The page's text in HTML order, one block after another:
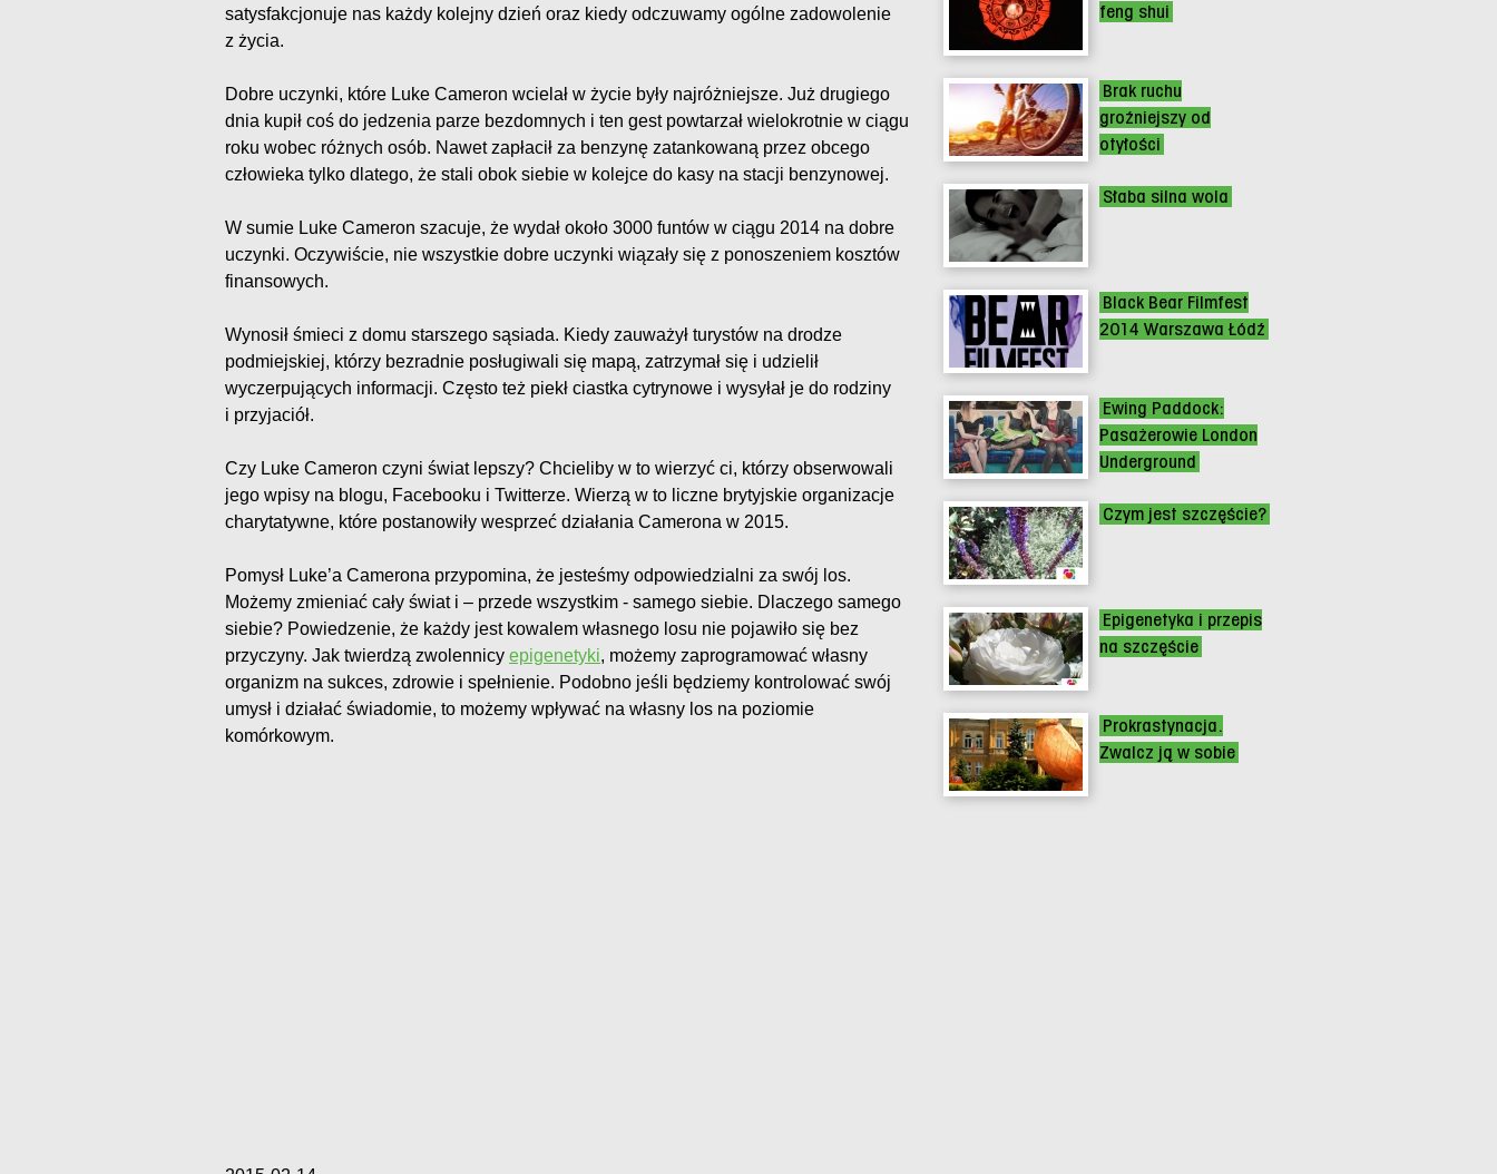
satysfakcjonuje nas każdy kolejny dzień oraz kiedy odczuwamy ogólne zadowolenie
z życia.
Dobre uczynki, które Luke Cameron wcielał w życie były najróżniejsze. Już drugiego
dnia kupił coś do jedzenia parze bezdomnych i ten gest powtarzał wielokrotnie w ciągu
roku wobec różnych osób. Nawet zapłacił za benzynę zatankowaną przez obcego
człowieka tylko dlatego, że stali obok siebie w kolejce do kasy na stacji benzynowej.
W sumie Luke Cameron szacuje, że wydał około 3000 funtów w ciągu 2014 na dobre
uczynki. Oczywiście, nie wszystkie dobre uczynki wiązały się z ponoszeniem kosztów
finansowych.
Wynosił śmieci z domu starszego sąsiada. Kiedy zauważył turystów na drodze
podmiejskiej, którzy bezradnie posługiwali się mapą, zatrzymał się i udzielił
wyczerpujących informacji. Często też piekł ciastka cytrynowe i wysyłał je do rodziny
i przyjaciół.
Czy Luke Cameron czyni świat lepszy? Chcieliby w to wierzyć ci, którzy obserwowali
jego wpisy na blogu, Facebooku i Twitterze. Wierzą w to liczne brytyjskie organizacje
charytatywne, które postanowiły wesprzeć działania Camerona w 2015.
Pomysł Luke’a Camerona przypomina, że jesteśmy odpowiedzialni za swój los.
Możemy zmieniać cały świat i – przede wszystkim - samego siebie. Dlaczego samego
siebie? Powiedzenie, że każdy jest kowalem własnego losu nie pojawiło się bez
przyczyny. Jak twierdzą zwolennicy epigenetyki, możemy zaprogramować własny
organizm na sukces, zdrowie i spełnienie. Podobno jeśli będziemy kontrolować swój
umysł i działać świadomie, to możemy wpływać na własny los na poziomie
komórkowym.
feng shui
Brak ruchu
groźniejszy od
otyłości
Słaba silna wola
Black Bear Filmfest
2014 Warszawa Łódź
Ewing Paddock:
Pasażerowie London
Underground
Czym jest szczęście?
Epigenetyka i przepis
na szczęście
Prokrastynacja.
Zwalcz ją w sobie